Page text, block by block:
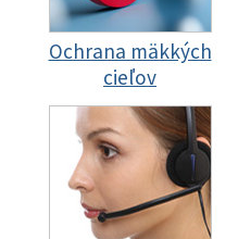
Ochrana mäkkých
cieľov